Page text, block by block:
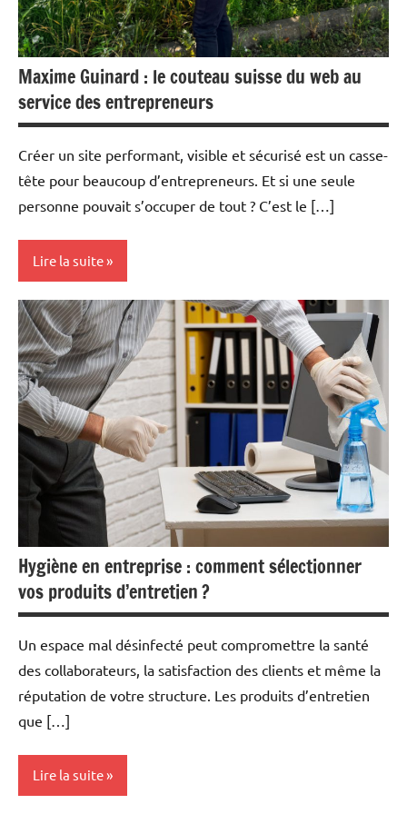
Maxime Guinard : le couteau suisse du web au
service des entrepreneurs
Créer un site performant, visible et sécurisé est un casse-
tête pour beaucoup d’entrepreneurs. Et si une seule
personne pouvait s’occuper de tout ? C’est le […]
Lire la suite
Actualité
Hygiène en entreprise : comment sélectionner
vos produits d’entretien ?
Un espace mal désinfecté peut compromettre la santé
des collaborateurs, la satisfaction des clients et même la
réputation de votre structure. Les produits d’entretien
que […]
Lire la suite